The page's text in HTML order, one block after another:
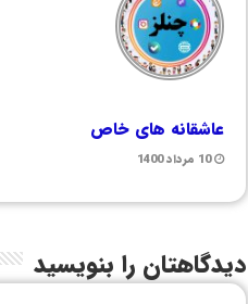
عاشقانه های خاص
10 مرداد 1400
دیدگاهتان را بنویسید